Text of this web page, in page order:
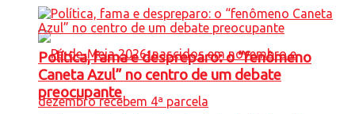
Política, fama e despreparo: o “fenômeno
Caneta Azul” no centro de um debate
preocupante